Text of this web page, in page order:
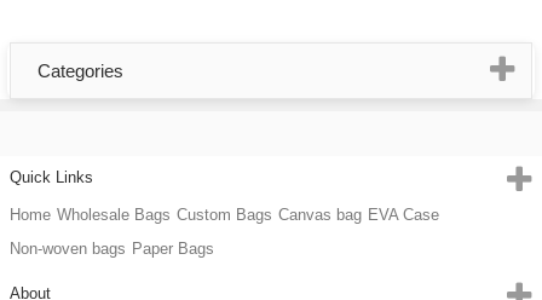
Categories
Quick Links
Home Wholesale Bags Custom Bags Canvas bag EVA Case
Non-woven bags Paper Bags
About